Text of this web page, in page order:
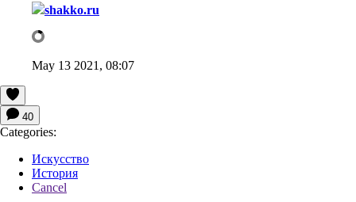
shakko.ru
May 13 2021, 08:07
40
Categories:
Искусство
История
Cancel